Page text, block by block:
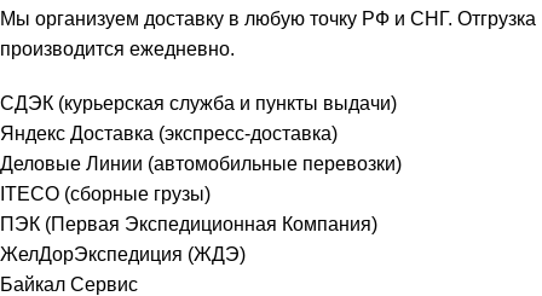
Мы организуем доставку в любую точку РФ и СНГ. Отгрузка
производится ежедневно.
СДЭК (курьерская служба и пункты выдачи)
Яндекс Доставка (экспресс-доставка)
Деловые Линии (автомобильные перевозки)
ITECO (сборные грузы)
ПЭК (Первая Экспедиционная Компания)
ЖелДорЭкспедиция (ЖДЭ)
Байкал Сервис